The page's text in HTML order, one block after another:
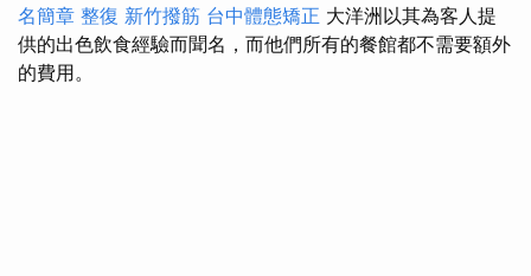
名簡章 整復 新竹撥筋 台中體態矯正 大洋洲以其為客人提
供的出色飲食經驗而聞名，而他們所有的餐館都不需要額外
的費用。